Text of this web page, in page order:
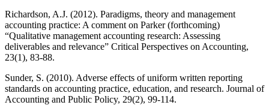
Richardson, A.J. (2012). Paradigms, theory and management
accounting practice: A comment on Parker (forthcoming)
“Qualitative management accounting research: Assessing
deliverables and relevance” Critical Perspectives on Accounting,
23(1), 83-88.
Sunder, S. (2010). Adverse effects of uniform written reporting
standards on accounting practice, education, and research. Journal of
Accounting and Public Policy, 29(2), 99-114.